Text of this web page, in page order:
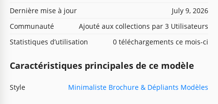
Dernière mise à jour
July 9, 2026
Communauté
Ajouté aux collections par 3 Utilisateurs
Statistiques d’utilisation
0 téléchargements ce mois-ci
Caractéristiques principales de ce modèle
Style Minimaliste Brochure & Dépliants Modèles